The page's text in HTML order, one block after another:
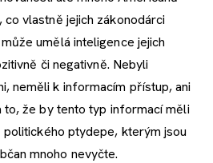
vlastně jejich zákonodárci
umělá inteligence jejich
či negativně. Nebyli
neměli k informacím přístup, ani
to, že by tento typ informací měli
politického ptydepe, kterým jsou
mnoho nevyčte.